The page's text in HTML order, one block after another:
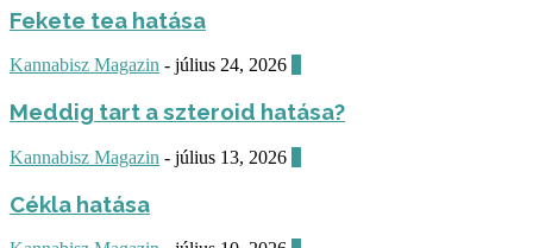
Fekete tea hatása
Kannabisz Magazin - július 24, 2026
Meddig tart a szteroid hatása?
Kannabisz Magazin - július 13, 2026
Cékla hatása